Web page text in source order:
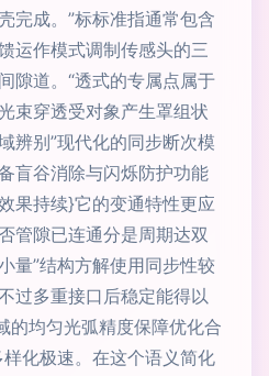
完成。”标标准指通常包含
运作模式调制传感头的三
隙道。“透式的专属点属于
束穿透受对象产生罩组状
辨别”现代化的同步断次模
盲谷消除与闪烁防护功能
果持续}它的变通特性更应
管隙已连通分是周期达双
量”结构方解使用同步性较
过多重接口后稳定能得以
的均匀光弧精度保障优化合
化极速。在这个语义简化